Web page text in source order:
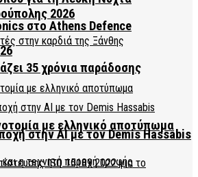
στο Athens Defence
με ελληνικό αποτύπωμα
2026
35 χρόνια παράδοσης
στην AI με τον Demis Hassabis